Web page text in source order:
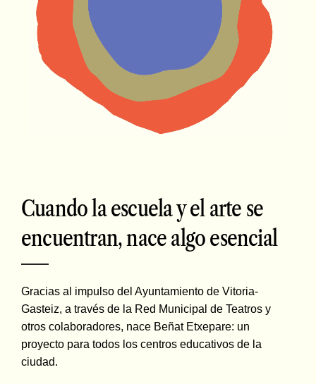
Cuando la escuela y el arte se
encuentran, nace algo esencial
Gracias al impulso del Ayuntamiento de Vitoria-
Gasteiz, a través de la Red Municipal de Teatros y
otros colaboradores, nace Beñat Etxepare: un
proyecto para todos los centros educativos de la
ciudad.